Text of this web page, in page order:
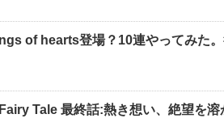
of hearts登場？10連やってみた
Tale 最終話:熱き想い、絶望を溶